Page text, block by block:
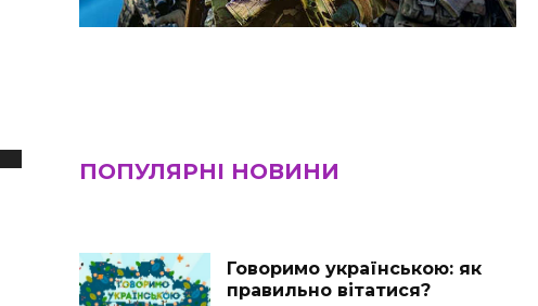
ПОПУЛЯРНІ НОВИНИ
Говоримо українською: як
правильно вітатися?